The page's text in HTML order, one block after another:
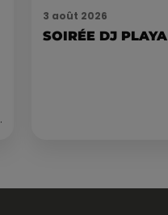
3 août 2026
SOIRÉE DJ PLAYA